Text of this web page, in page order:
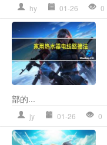
hy 01-26 0
部的...
jy 01-26 0